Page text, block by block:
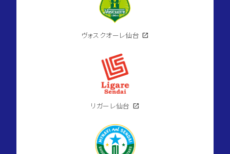
ヴォスクオーレ仙台 open_in_new
リガーレ仙台 open_in_new